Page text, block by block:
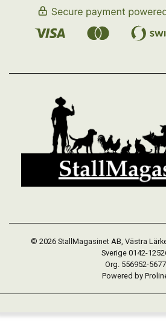
© 2026 StallMagasinet AB, Västra
Sverige 0142-
Org. 556952-5677
Powered by